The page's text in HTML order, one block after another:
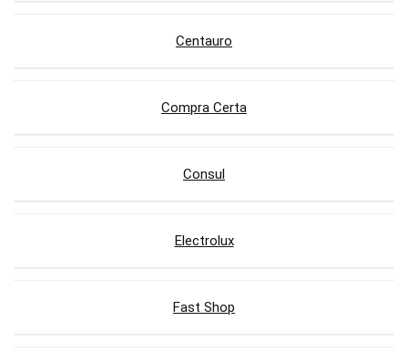
Centauro
Compra Certa
Consul
Electrolux
Fast Shop